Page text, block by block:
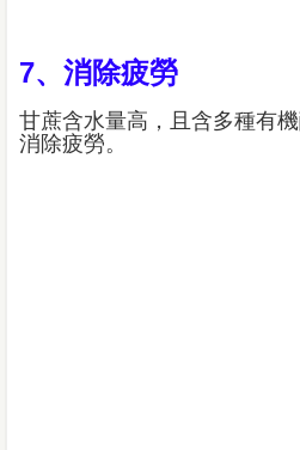
7、消除疲勞
甘蔗含水量高，且含多種有
消除疲勞。